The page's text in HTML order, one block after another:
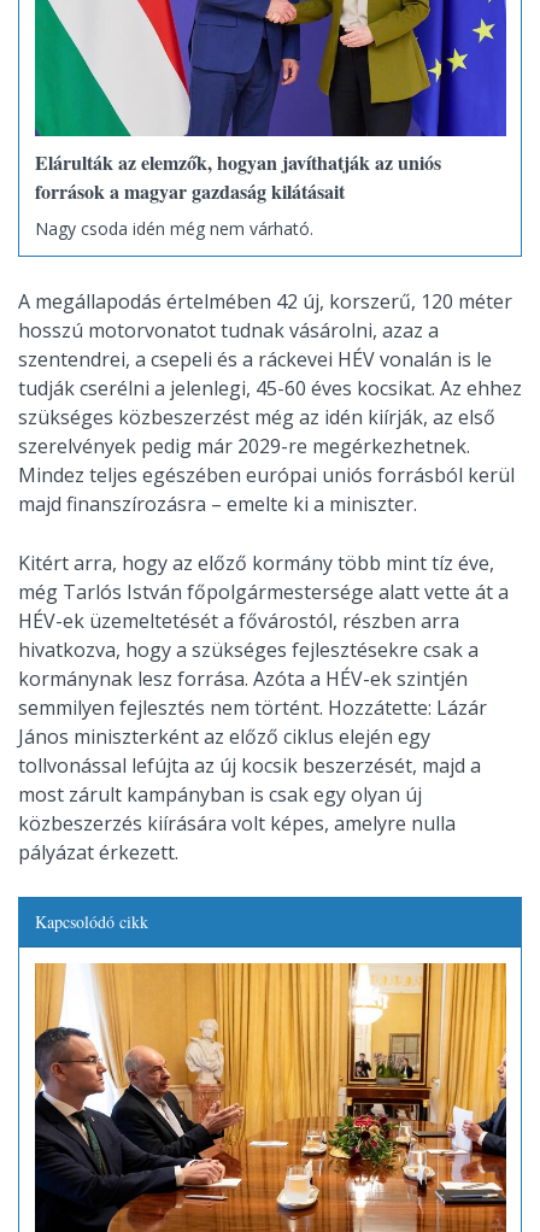
Elárulták az elemzők, hogyan javíthatják az uniós
források a magyar gazdaság kilátásait
Nagy csoda idén még nem várható.
A megállapodás értelmében 42 új, korszerű, 120 méter
hosszú motorvonatot tudnak vásárolni, azaz a
szentendrei, a csepeli és a ráckevei HÉV vonalán is le
tudják cserélni a jelenlegi, 45-60 éves kocsikat. Az ehhez
szükséges közbeszerzést még az idén kiírják, az első
szerelvények pedig már 2029-re megérkezhetnek.
Mindez teljes egészében európai uniós forrásból kerül
majd finanszírozásra – emelte ki a miniszter.
Kitért arra, hogy az előző kormány több mint tíz éve,
még Tarlós István főpolgármestersége alatt vette át a
HÉV-ek üzemeltetését a fővárostól, részben arra
hivatkozva, hogy a szükséges fejlesztésekre csak a
kormánynak lesz forrása. Azóta a HÉV-ek szintjén
semmilyen fejlesztés nem történt. Hozzátette: Lázár
János miniszterként az előző ciklus elején egy
tollvonással lefújta az új kocsik beszerzését, majd a
most zárult kampányban is csak egy olyan új
közbeszerzés kiírására volt képes, amelyre nulla
pályázat érkezett.
Kapcsolódó cikk